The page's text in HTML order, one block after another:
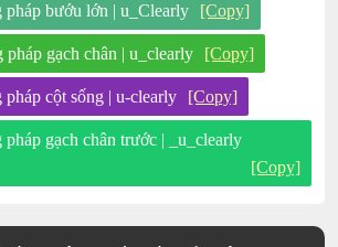
bướu lớn | u_Clearly [Copy]
gạch chân | u_clearly [Copy]
cột sống | u-clearly [Copy]
gạch chân trước | _u_clearly
[Copy]